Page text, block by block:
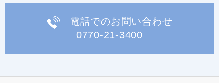
電話でのお問い合わせ
0770-21-3400